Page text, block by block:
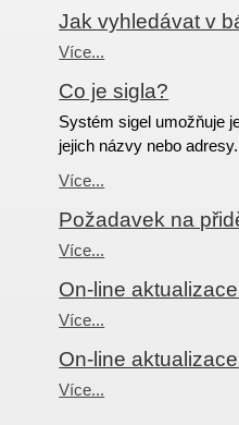
Jak vyhledávat v
Více...
Co je sigla?
Systém sigel umožňuje
jejich názvy nebo adresy.
Více...
Požadavek na
Více...
On-line
Více...
On-line
Více...